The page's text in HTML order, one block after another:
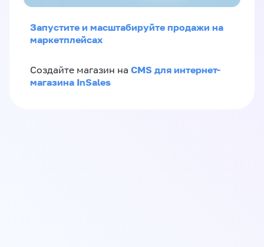
Запустите и масштабируйте продажи на
маркетплейсах
Создайте магазин на CMS для интернет-
магазина InSales